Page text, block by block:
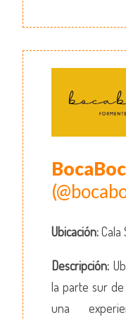
Ubicación:Cala
Descripción:
la parte sur de
una